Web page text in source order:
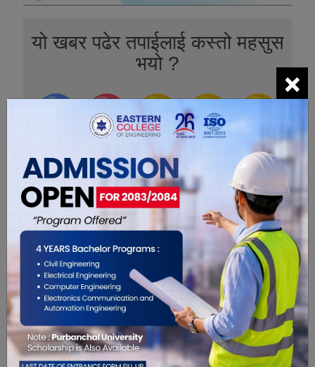
यो खबर पढेर तपाईलाई कस्तो महसुस
भयो ?
0 0
0
सम्बंधित खबरहरु
×